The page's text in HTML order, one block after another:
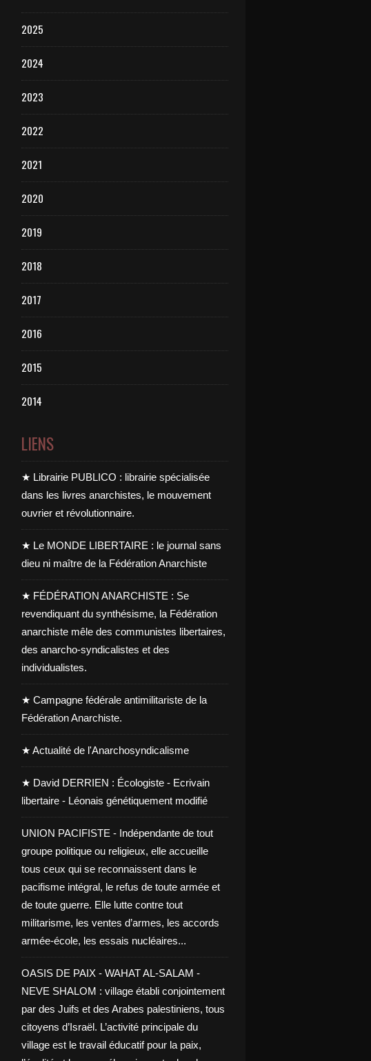
2025
2024
2023
2022
2021
2020
2019
2018
2017
2016
2015
2014
LIENS
★ Librairie PUBLICO : librairie spécialisée
dans les livres anarchistes, le mouvement
ouvrier et révolutionnaire.
★ Le MONDE LIBERTAIRE : le journal sans
dieu ni maître de la Fédération Anarchiste
★ FÉDÉRATION ANARCHISTE : Se
revendiquant du synthésisme, la Fédération
anarchiste mêle des communistes libertaires,
des anarcho-syndicalistes et des
individualistes.
★ Campagne fédérale antimilitariste de la
Fédération Anarchiste.
★ Actualité de l'Anarchosyndicalisme
★ David DERRIEN : Écologiste - Ecrivain
libertaire - Léonais génétiquement modifié
UNION PACIFISTE - Indépendante de tout
groupe politique ou religieux, elle accueille
tous ceux qui se reconnaissent dans le
pacifisme intégral, le refus de toute armée et
de toute guerre. Elle lutte contre tout
militarisme, les ventes d’armes, les accords
armée-école, les essais nucléaires...
OASIS DE PAIX - WAHAT AL-SALAM -
NEVE SHALOM : village établi conjointement
par des Juifs et des Arabes palestiniens, tous
citoyens d’Israël. L’activité principale du
village est le travail éducatif pour la paix,